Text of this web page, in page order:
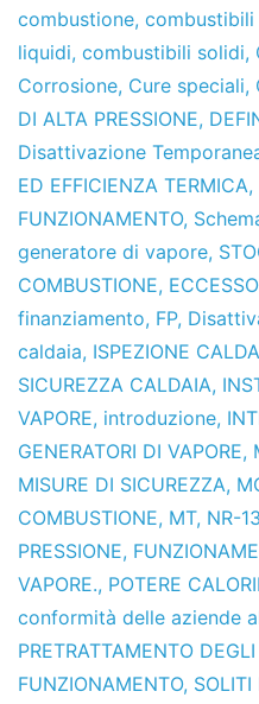
combustione, combustibili
liquidi, combustibili solidi,
Corrosione, Cure speciali,
DI ALTA PRESSIONE,
Disattivazione
ED EFFICIENZA TERMICA,
FUNZIONAMENTO,
generatore di vapore,
COMBUSTIONE,
finanziamento, FP,
caldaia, ISPEZIONE
SICUREZZA CALDAIA,
VAPORE, introduzione,
GENERATORI DI VAPORE,
MISURE DI SICUREZZA,
COMBUSTIONE, MT, NR-
PRESSIONE,
VAPORE., POTERE
conformità delle aziende
PRETRATTAMENTO
FUNZIONAMENTO, SOLITI